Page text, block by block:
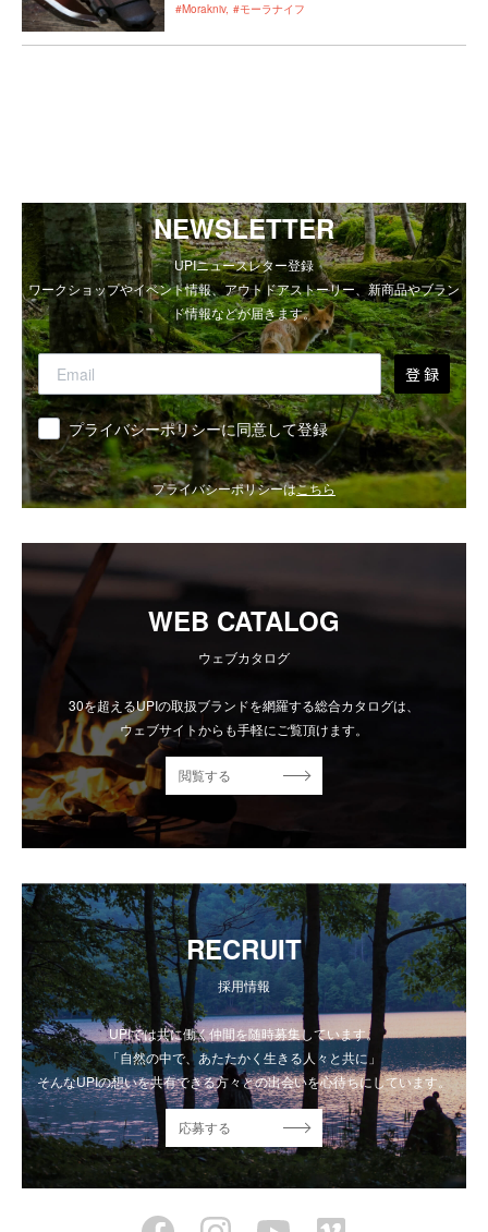
#Morakniv #モーラナイフ
NEWSLETTER
UPIニュースレター登録
ワークショップやイベント情報、アウトドアストーリー、新商品やブラン
ド情報などが届きます。
登 録
同意 プライバシーポリシーに同意して登録
プライバシーポリシーはこちら
WEB CATALOG
ウェブカタログ
30を超えるUPIの取扱ブランドを網羅する総合カタログは、
ウェブサイトからも手軽にご覧頂けます。
閲覧する
RECRUIT
採用情報
UPIでは共に働く仲間を随時募集しています。
「自然の中で、あたたかく生きる人々と共に」
そんなUPIの想いを共有できる方々との出会いを心待ちにしています。
応募する